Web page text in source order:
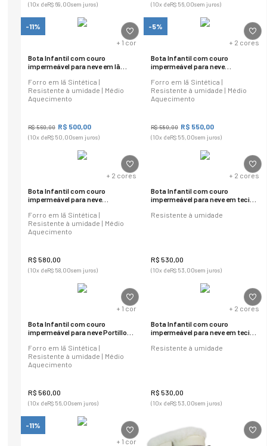
(10x deR$ 69,00sem juros) (10x deR$ 56,00sem juros)
-11%
+ 1 cor
Bota Infantil com couro
impermeável para neve em lã
Forro em lã Sintética |
Resistente à umidade | Médio
Aquecimento
R$560,00 R$ 500,00
(10x deR$ 50,00sem juros)
-5%
+ 2 cores
Bota Infantil com couro
impermeável para neve
Ref.:2009
Forro em lã Sintética |
Resistente à umidade | Médio
Aquecimento
R$580,00 R$ 550,00
(10x deR$ 55,00sem juros)
+ 2 cores
Bota Infantil com couro
impermeável para neve
Ref.:2009
Forro em lã Sintética |
Resistente à umidade | Médio
Aquecimento
R$ 580,00
(10x deR$ 58,00sem juros)
+ 2 cores
Bota Infantil com couro
impermeável para neve em tecido
Resistente à umidade
R$ 530,00
(10x deR$ 53,00sem juros)
+ 1 cor
Bota Infantil com couro
impermeável para neve Portillo
Forro em lã Sintética |
Resistente à umidade | Médio
Aquecimento
R$ 560,00
(10x deR$ 56,00sem juros)
+ 2 cores
Bota Infantil com couro
impermeável para neve em tecido
Resistente à umidade
R$ 530,00
(10x deR$ 53,00sem juros)
-11%
+ 1 cor